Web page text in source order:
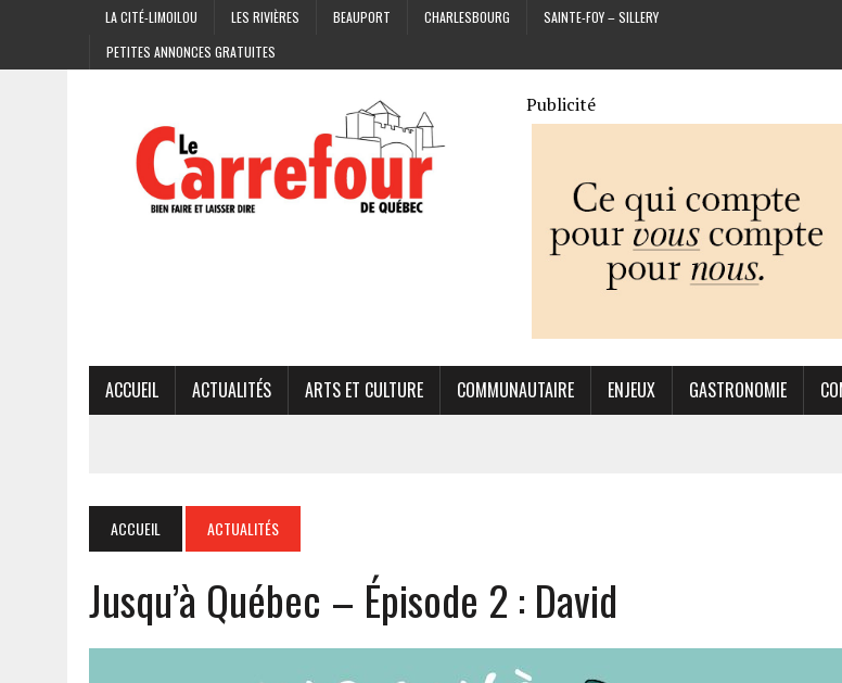
LA CITÉ-LIMOILOU LES RIVIÈRES BEAUPORT CHARLESBOURG
SAINTE-FOY – SILLERY
PETITES ANNONCES GRATUITES
Publicité
ACCUEIL ACTUALITÉS ARTS ET CULTURE COMMUNAUTAIRE ENJEUX GASTRONOMIE
ACCUEIL ACTUALITÉS
Jusqu’à Québec – Épisode 2 : David